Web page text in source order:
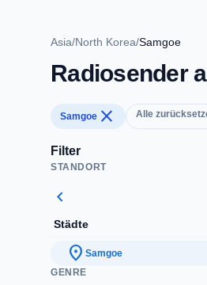
Asia/North Korea/Samgoe
Radiosender
Samgoe close Alle
Filter
STANDORT
chevron_left
Städte
location_on Samgoe
GENRE